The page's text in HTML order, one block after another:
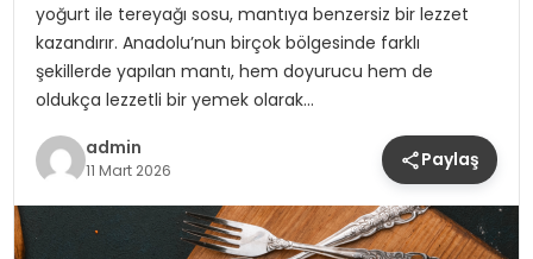
yoğurt ile tereyağı sosu, mantıya benzersiz bir lezzet
kazandırır. Anadolu’nun birçok bölgesinde farklı
şekillerde yapılan mantı, hem doyurucu hem de
oldukça lezzetli bir yemek olarak…
admin
11 Mart 2026 Paylaş